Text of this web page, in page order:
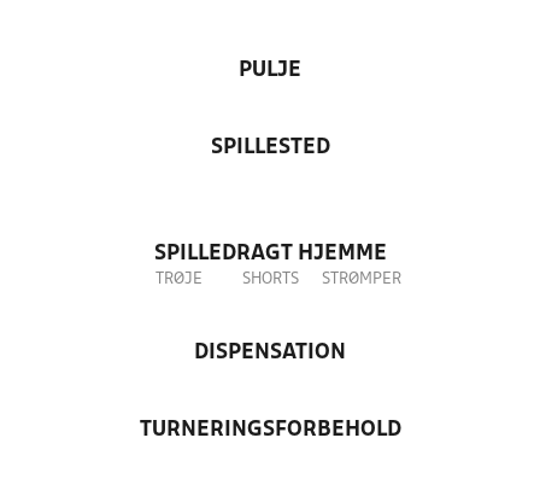
PULJE
SPILLESTED
SPILLEDRAGT HJEMME
TRØJE SHORTS STRØMPER
DISPENSATION
TURNERINGSFORBEHOLD